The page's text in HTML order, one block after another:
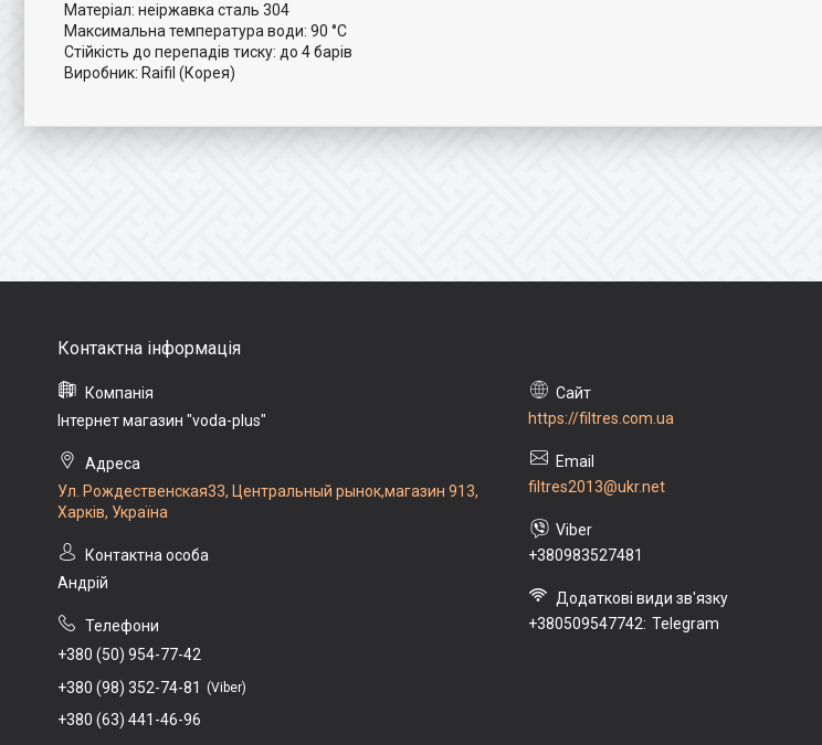
Матеріал: неіржавка сталь 304
Максимальна температура води: 90 °С
Стійкість до перепадів тиску: до 4 барів
Виробник: Raifil (Корея)
Інтернет магазин "voda-plus"
Ул. Рождественская33, Центральный рынок,магазин 913,
Харків, Україна
Андрій
+380 (50) 954-77-42
+380 (98) 352-74-81
Viber
+380 (63) 441-46-96
https://filtres.com.ua
filtres2013@ukr.net
+380983527481
+380509547742 Telegram